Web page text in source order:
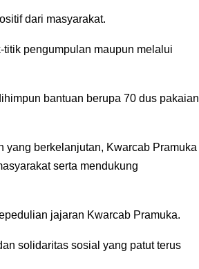
dari masyarakat.
pengumpulan maupun melalui
bantuan berupa 70 dus pakaian
yang berkelanjutan, Kwarcab Pramuka
serta mendukung
jajaran Kwarcab Pramuka.
solidaritas sosial yang patut terus